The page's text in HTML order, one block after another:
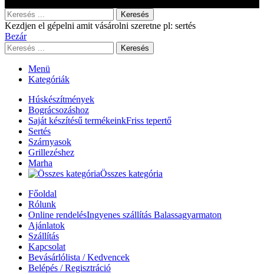
Keresés
Kezdjen el gépelni amit vásárolni szeretne pl: sertés
Bezár
Keresés
Menü
Kategóriák
Húskészítmények
Bográcsozáshoz
Saját készítésű termékeinkFriss tepertő
Sertés
Szárnyasok
Grillezéshez
Marha
Összes kategória
Főoldal
Rólunk
Online rendelésIngyenes szállítás Balassagyarmaton
Ajánlatok
Szállítás
Kapcsolat
Bevásárlólista / Kedvencek
Belépés / Regisztráció